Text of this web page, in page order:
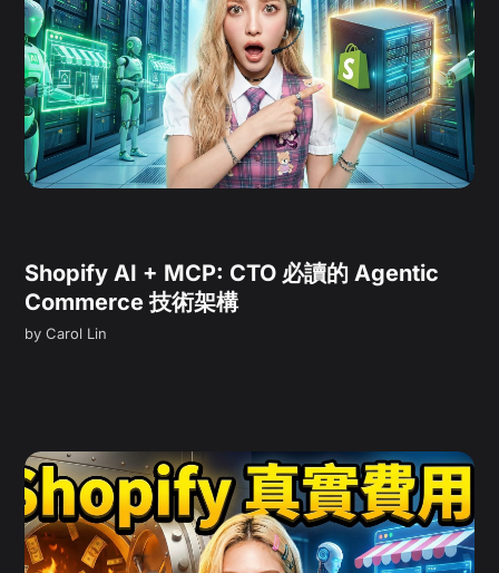
Shopify AI + MCP: CTO 必讀的 Agentic
Commerce 技術架構
byCarol Lin